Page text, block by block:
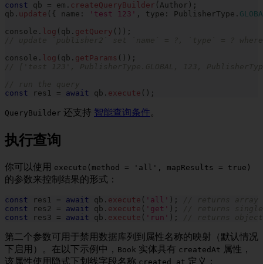
const qb = em . createQueryBuilder ( Author ) ;
qb . update ( { name : 'test 123' , type : PublisherType .
console . log ( qb . getQuery ( ) ) ;
// update `publisher2` set `name` = ?, `type` = ?
console . log ( qb . getParams ( ) ) ;
// ['test 123', PublisherType.GLOBAL, 123,
const res1 = await qb . execute ( ) ;
QueryBuilder 还支持 智能查询条件。
执行查询
你可以使用 execute(method = 'all', mapResults = true)
的参数来控制结果的形式：
const res1 = await qb . execute ( 'all' ) ;
const res2 = await qb . execute ( 'get' ) ;
// returns
const res3 = await qb . execute ( 'run' ) ; // returns
第二个参数可用于禁用数据库列到属性名称的映射（默认情况
下启用）。在以下示例中， Book 实体具有 createdAt 属性，
该属性使用隐式下划线字段名称 created_at 定义：